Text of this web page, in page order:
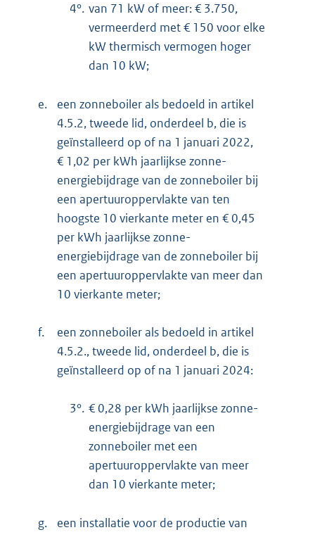
4°. van 71 kW of meer: € 3.750,
vermeerderd met € 150 voor elke
kW thermisch vermogen hoger
dan 10 kW;
e.
een zonneboiler als bedoeld in artikel
4.5.2, tweede lid, onderdeel b, die is
geïnstalleerd op of na 1 januari 2022,
€ 1,02 per kWh jaarlijkse zonne-
energiebijdrage van de zonneboiler bij
een apertuuroppervlakte van ten
hoogste 10 vierkante meter en € 0,45
per kWh jaarlijkse zonne-
energiebijdrage van de zonneboiler bij
een apertuuroppervlakte van meer dan
10 vierkante meter;
f.
een zonneboiler als bedoeld in artikel
4.5.2., tweede lid, onderdeel b, die is
geïnstalleerd op of na 1 januari 2024:
3°. € 0,28 per kWh jaarlijkse zonne-
energiebijdrage van een
zonneboiler met een
apertuuroppervlakte van meer
dan 10 vierkante meter;
g.
een installatie voor de productie van